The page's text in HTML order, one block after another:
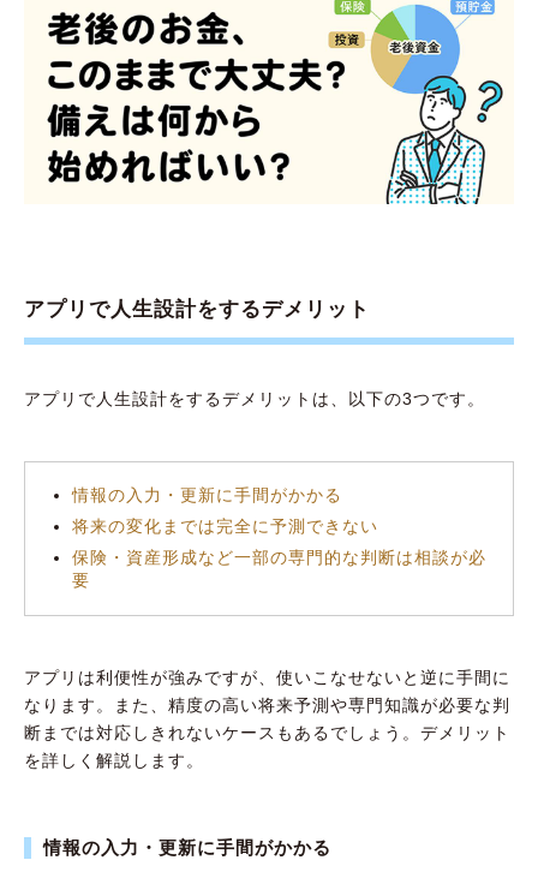
アプリで人生設計をするデメリット
アプリで人生設計をするデメリットは、以下の3つです。
情報の入力・更新に手間がかかる
将来の変化までは完全に予測できない
保険・資産形成など一部の専門的な判断は相談が必
要
アプリは利便性が強みですが、使いこなせないと逆に手間に
なります。また、精度の高い将来予測や専門知識が必要な判
断までは対応しきれないケースもあるでしょう。デメリット
を詳しく解説します。
情報の入力・更新に手間がかかる